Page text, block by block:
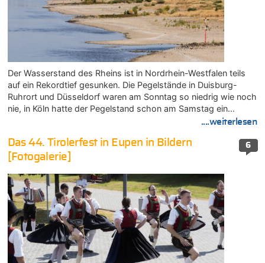
Der Wasserstand des Rheins ist in Nordrhein-Westfalen teils
auf ein Rekordtief gesunken. Die Pegelstände in Duisburg-
Ruhrort und Düsseldorf waren am Sonntag so niedrig wie noch
nie, in Köln hatte der Pegelstand schon am Samstag ein…
....weiterlesen
6
Das 44. Tirolerfest in Eupen in Bildern
[Fotogalerie]